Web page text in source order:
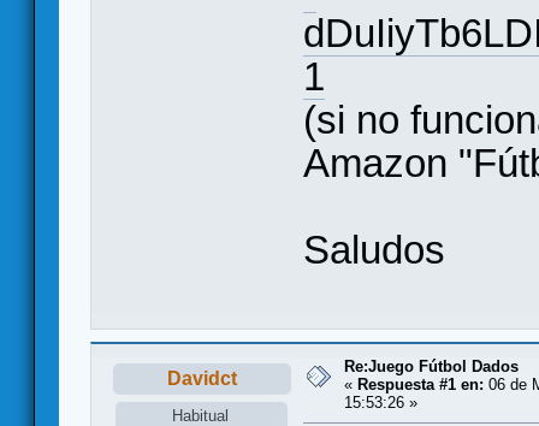
1
(si no
Amazon
Saludos
Davidct
Habitual
Re:Juego Fútbol Dados
« Respuesta #1 en: 06 de
15:53:26 »